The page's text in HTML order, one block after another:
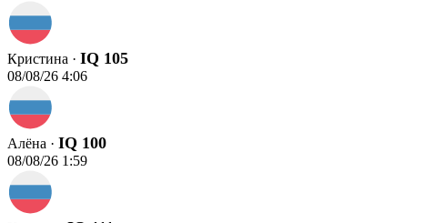
Кристина · IQ 105
08/08/26 4:06
Алёна · IQ 100
08/08/26 1:59